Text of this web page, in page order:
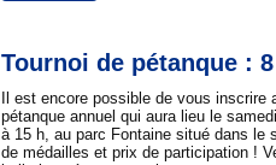
Tournoi de pétanque :
Il est encore possible de vous inscrire
pétanque annuel qui aura lieu le
à 15 h, au parc Fontaine situé dans le
de médailles et prix de participation !